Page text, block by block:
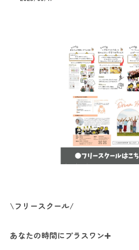
\フリースクール/
あなたの時間にプラスワン➕️